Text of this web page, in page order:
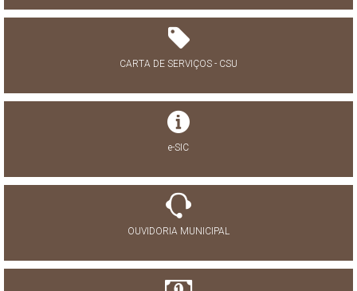
CARTA DE SERVIÇOS - CSU
e-SIC
OUVIDORIA MUNICIPAL